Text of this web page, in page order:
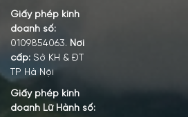
Giấy phép kinh
doanh số:
0109854063. Nơi
cấp: Sở KH & ĐT
TP Hà Nội
Giấy phép kinh
doanh Lữ Hành số: